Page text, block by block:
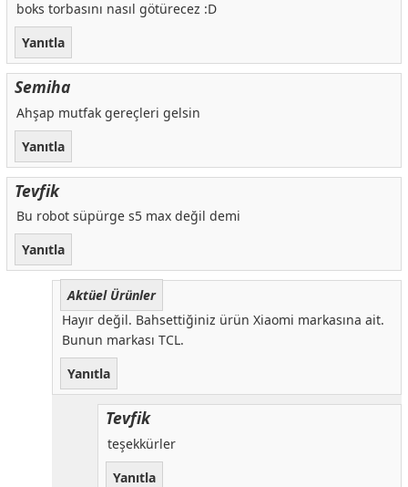
boks torbasını nasıl götürecez :D
Yanıtla
Semiha
Ahşap mutfak gereçleri gelsin
Yanıtla
Tevfik
Bu robot süpürge s5 max değil demi
Yanıtla
Aktüel Ürünler
Hayır değil. Bahsettiğiniz ürün Xiaomi markasına ait.
Bunun markası TCL.
Yanıtla
Tevfik
teşekkürler
Yanıtla